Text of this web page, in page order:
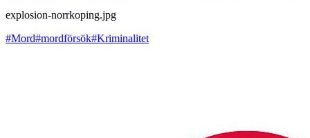
explosion-norrkoping.jpg
#Mord#mordförsök#Kriminalitet